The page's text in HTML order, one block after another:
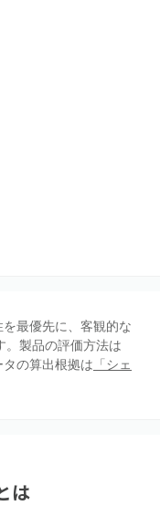
最優先に、客観的な
。製品の評価方法は
タの算出根拠は 「シェ
は